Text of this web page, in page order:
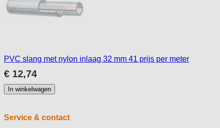
PVC slang met nylon inlaag 32 mm 41 prijs per meter
€ 12,74
In winkelwagen
Service & contact